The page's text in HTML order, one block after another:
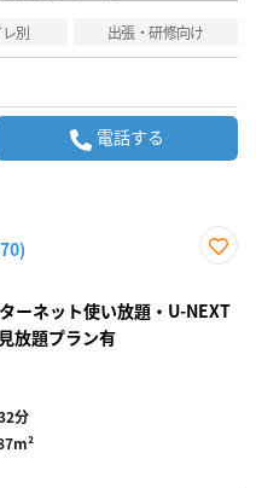
別 出張・研修向け
電話する
り登
録
ーネット使い放題・U-NEXT
放題プラン有
分